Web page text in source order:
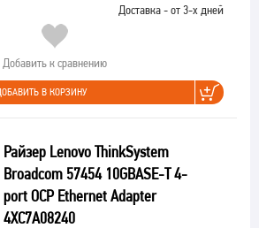
Доставка - от 3-х дней
Добавить к сравнению
В КОРЗИНУ
Райзер Lenovo ThinkSystem
Broadcom 57454 10GBASE-T 4-
port OCP Ethernet Adapter
4XC7A08240